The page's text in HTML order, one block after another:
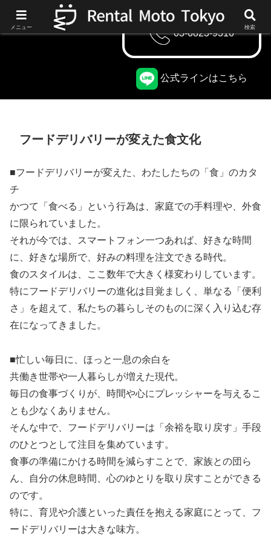
03-6823-9316
公式ラインはこちら
フードデリバリーが変えた食文化
■フードデリバリーが変えた、わたしたちの「食」のカタ
チ
かつて「食べる」という行為は、家庭での手料理や、外食
に限られていました。
それが今では、スマートフォン一つあれば、好きな時間
に、好きな場所で、好みの料理を注文できる時代。
食のスタイルは、ここ数年で大きく様変わりしています。
特にフードデリバリーの進化は目覚ましく、単なる「便利
さ」を超えて、私たちの暮らしそのものに深く入り込む存
在になってきました。
■忙しい毎日に、ほっと一息の余白を
共働き世帯や一人暮らしが増えた現代。
毎日の食事づくりが、時間や心にプレッシャーを与えるこ
とも少なくありません。
そんな中で、フードデリバリーは「余裕を取り戻す」手段
のひとつとして注目を集めています。
食事の準備にかける時間を減らすことで、家族との団ら
ん、自分の休息時間、心のゆとりを取り戻すことができる
のです。
特に、育児や介護といった責任を抱える家庭にとって、フ
ードデリバリーは大きな味方。
メニュー 検索